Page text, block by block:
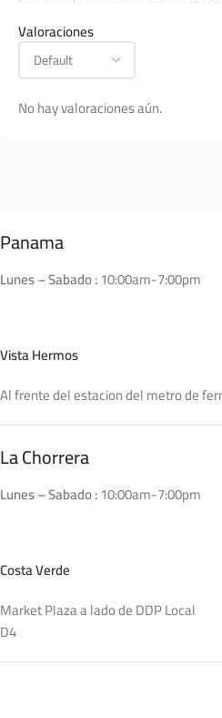
Valoraciones
No hay valoraciones aún.
Panama
Lunes – Sabado :10:00am-7:00pm
Vista Hermos
Al frente del estacion del metro de
La Chorrera
Lunes – Sabado :10:00am-7:00pm
Costa Verde
Market Plaza a lado de DDP Local